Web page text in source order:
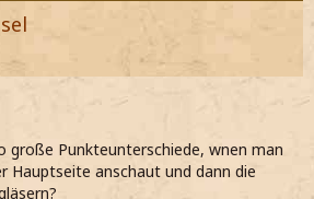
große Punkteunterschiede, wnen man
Hauptseite anschaut und dann die